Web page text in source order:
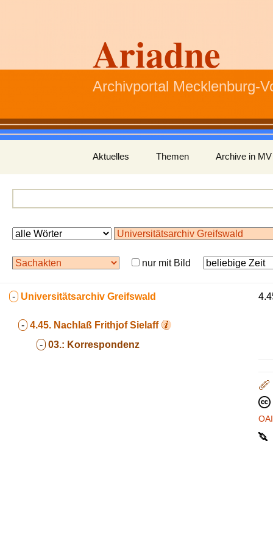
Ariadne
Archivportal Mecklenburg-
Inhalt
springen
Aktuelles Themen Archive in MV
nur mit Bild
- Universitätsarchiv Greifswald
- 4.45. Nachlaß Frithjof Sielaff
- 03.: Korrespondenz